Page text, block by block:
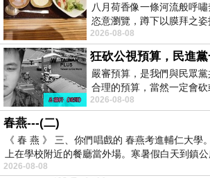
八月荷香像一條河流般呼
恣意瀏覽，蹲下以膜拜之
時我把美麗的遐想掛在亭亭
2026-08-08
狂砍公視預算，民進
嚴審預算，是我們與民眾
合理的預算，當然一定會
要編列公視和Taiwan plus
2026-08-08
春燕---(二)
《 春 燕 》 三、你們唱戲的 春燕考進輔仁大學
上在學校附近的餐廳當外場。寒暑假白天到鎮
2026-08-08